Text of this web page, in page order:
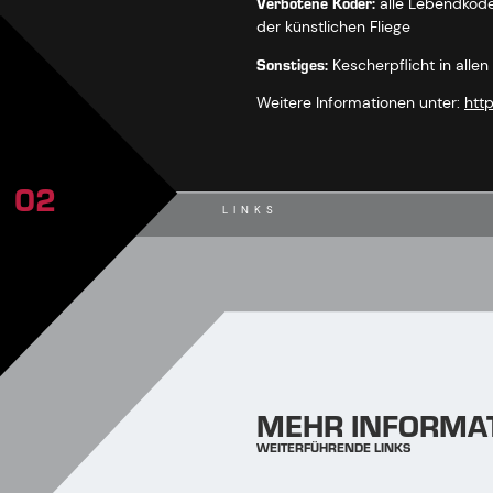
der künstlichen Fliege
Sonstiges: Kescherpflicht in
Weitere Informationen unter:
LINKS
02
MEHR
WEITERFÜHRENDE LINKS